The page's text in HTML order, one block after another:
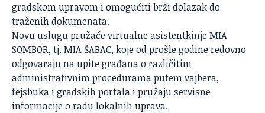
gradskom upravom i omogućiti brži dolazak do
traženih dokumenata.
Novu uslugu pružaće virtualne asistentkinjeMIA
SOMBOR, tj.MIA ŠABAC, koje od prošle godine redovno
odgovaraju na upite građana o različitim
administrativnim procedurama putem vajbera,
fejsbuka i gradskih portala i pružaju servisne
informacije o radu lokalnih uprava.